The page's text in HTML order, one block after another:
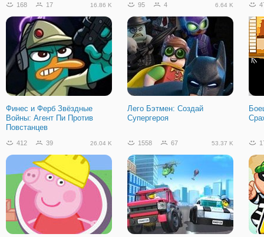
168 17 16.86 K
Финес и Ферб Звёздные
Войны: Агент Пи Против
Повстанцев
95 4 6.64 K
Лего Бэтмен: Создай
Супергероя
412 39 26.04 K 1558 67 53.37 K